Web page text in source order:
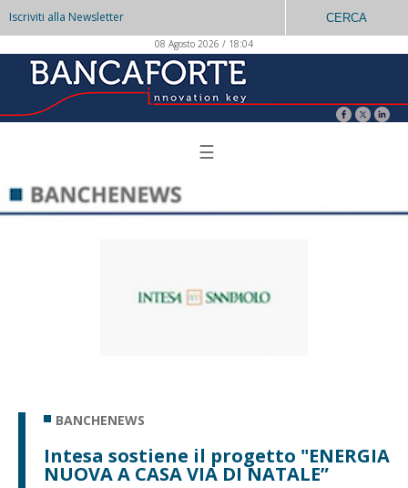
Iscriviti alla Newsletter CERCA
08 Agosto 2026 / 18:04
☰
BANCHENEWS
Intesa sostiene il progetto "ENERGIA
NUOVA A CASA VIA DI NATALE”